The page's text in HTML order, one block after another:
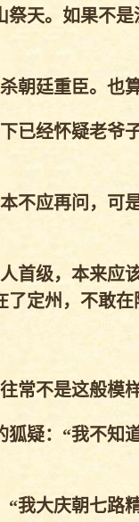
天。如果不
朝廷重臣。也
已经怀疑老爷
不应再问，可
首级，本来应
定州，不敢
常不是这般模
疑：“我不知
我大庆朝七路